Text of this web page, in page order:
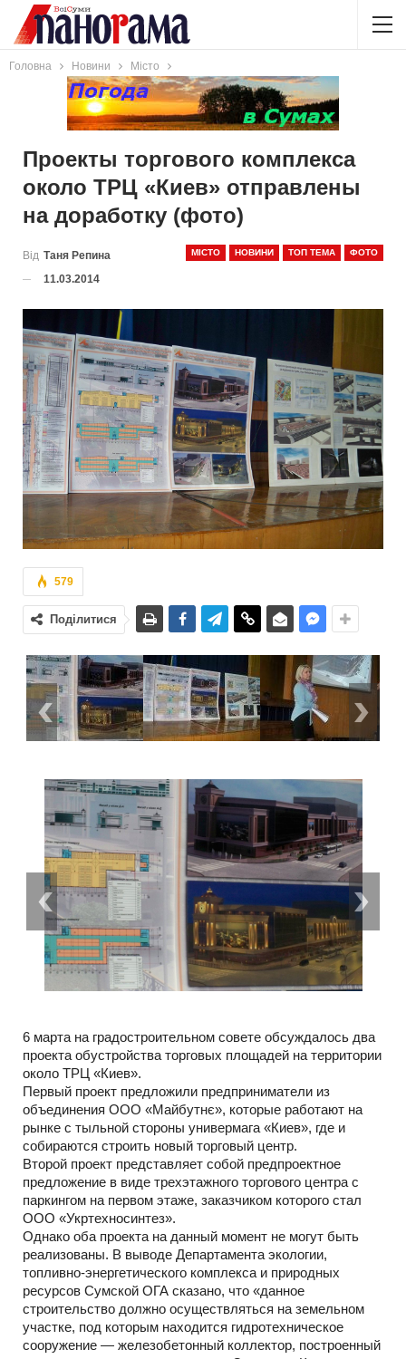
Головна Новини Місто
Проекты торгового комплекса
около ТРЦ «Киев» отправлены
на доработку (фото)
МІСТО НОВИНИ ТОП ТЕМА ФОТО
Від Таня Репина
11.03.2014
579
Поділитися
6 марта на градостроительном совете обсуждалось два
проекта обустройства торговых площадей на территории
около ТРЦ «Киев».
Первый проект предложили предприниматели из
объединения ООО «Майбутнє», которые работают на
рынке с тыльной стороны универмага «Киев», где и
собираются строить новый торговый центр.
Второй проект представляет собой предпроектное
предложение в виде трехэтажного торгового центра с
паркингом на первом этаже, заказчиком которого стал
ООО «Укртехносинтез».
Однако оба проекта на данный момент не могут быть
реализованы. В выводе Департамента экологии,
топливно-энергетического комплекса и природных
ресурсов Сумской ОГА сказано, что «данное
строительство должно осуществляться на земельном
участке, под которым находится гидротехническое
сооружение — железобетонный коллектор, построенный